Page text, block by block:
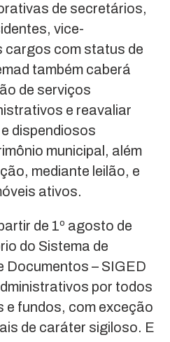
de secretários,
vice-
cargos com status de
também caberá
de serviços
e reavaliar
dispendiosos
municipal, além
mediante leilão, e
ativos.
de 1º agosto de
do Sistema de
Documentos – SIGED
por todos
e fundos, com exceção
de caráter sigiloso. E